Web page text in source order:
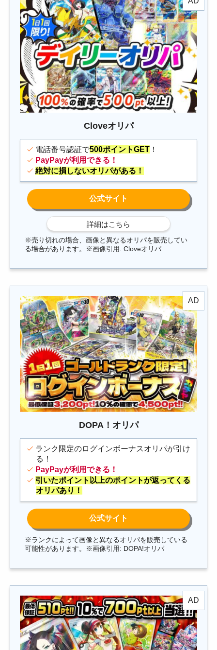
Cloveオリパ
電話番号認証で500ポイントGET ！
PayPayが利用できる！
絶対に損しないオリパがある！
※売り切れの場合、画像と異なるオリパを販売してい
る場合があります。※画像引用: Cloveオリパ
DOPA！オリパ
ランク限定のログインボーナスオリパが引け
る！
PayPayが利用できる！
引いたポイント以上のポイントが返ってくる
オリパあり！
※ランクによって画像と異なるオリパを販売している
可能性があります。※画像引用: DOPA!オリパ